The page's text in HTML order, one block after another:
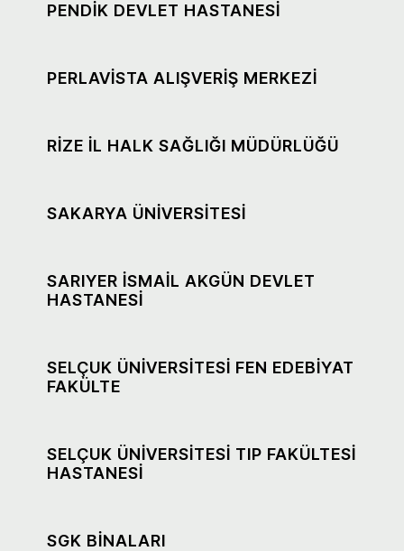
PENDİK DEVLET HASTANESİ
PERLAVİSTA ALIŞVERİŞ MERKEZİ
RİZE İL HALK SAĞLIĞI MÜDÜRLÜĞÜ
SAKARYA ÜNİVERSİTESİ
SARIYER İSMAİL AKGÜN DEVLET
HASTANESİ
SELÇUK ÜNİVERSİTESİ FEN EDEBİYAT
FAKÜLTE
SELÇUK ÜNİVERSİTESİ TIP FAKÜLTESİ
HASTANESİ
SGK BİNALARI